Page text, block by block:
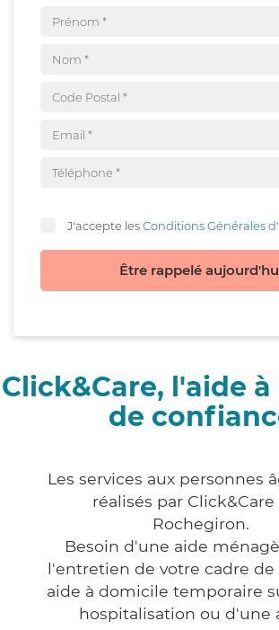
J'accepte lesConditions Générales
Être rappelé
Click&Care, l'aide
de
Les services aux personnes
réalisés par Click&Care
Rochegiron.
Besoin d'une aide
l'entretien de votre cadre de
aide à domicile temporaire
hospitalisation ou d'une